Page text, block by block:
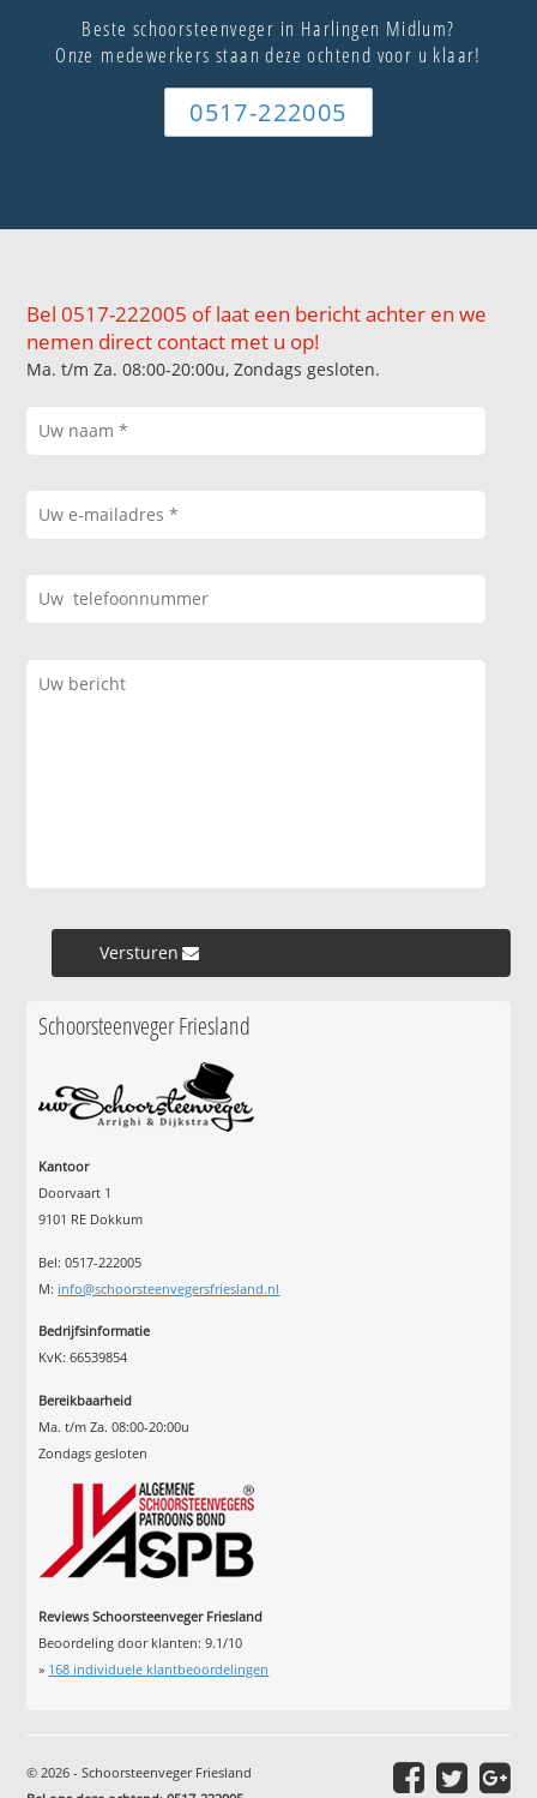
Beste schoorsteenveger in Harlingen Midlum?
Onze medewerkers staan deze ochtend voor u klaar!
0517-222005
Bel 0517-222005 of laat een bericht achter en we
nemen direct contact met u op!
Ma. t/m Za. 08:00-20:00u, Zondags gesloten.
Versturen »
Schoorsteenveger Friesland
Kantoor
Doorvaart 1
9101 RE Dokkum
Bel: 0517-222005
M: info@schoorsteenvegersfriesland.nl
Bedrijfsinformatie
KvK: 66539854
Bereikbaarheid
Ma. t/m Za. 08:00-20:00u
Zondags gesloten
Reviews Schoorsteenveger Friesland
Beoordeling door klanten:9.1/10
» 168 individuele klantbeoordelingen
© 2026 - Schoorsteenveger Friesland